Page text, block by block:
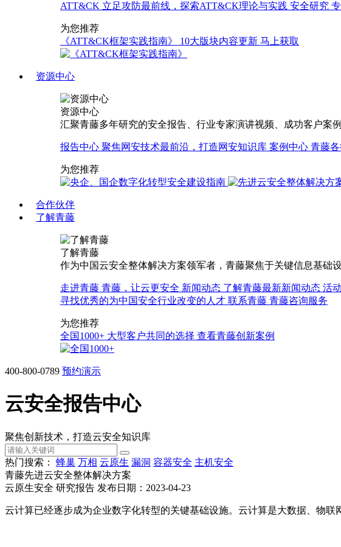
ATT&CK 立足攻防最前线，探索ATT&CK理论与实践 安全研究
为您推荐
《ATT&CK框架实践指南》
10大版块内容更新 马上获取
资源中心
资源中心
汇聚青藤多年研究的安全报告、行业专家演讲视频、成功客户案
报告中心 聚焦网安技术最前沿，打造网安知识库 案例中心 青藤
为您推荐
合作伙伴
了解青藤
了解青藤
作为中国云安全整体解决方案领军者，青藤聚焦于关键信息基础
走进青藤 青藤，让云更安全 新闻动态 了解青藤最新新闻动态 活
寻找优秀的为中国安全行业改变的人才 联系青藤 青藤咨询服务
为您推荐
全国1000+ 大型客户共同的选择 查看青藤创新案例
400-800-0789 预约演示
云安全报告中心
聚焦创新技术，打造云安全知识库
热门搜索： 蜂巢 万相 云原生 漏洞 容器安全 主机安全
青藤先进云安全整体解决方案
云原生安全 研究报告 发布日期：2023-04-23
云计算已经逐步成为企业数字化转型的关键基础设施。云计算是大数据、物